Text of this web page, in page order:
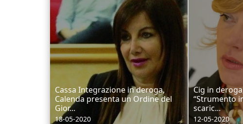
Cassa Integrazione in deroga,
Calenda presenta un Ordine del
Gior...
18-05-2020
Cig in
“Strumento
scaric...
12-05-2020